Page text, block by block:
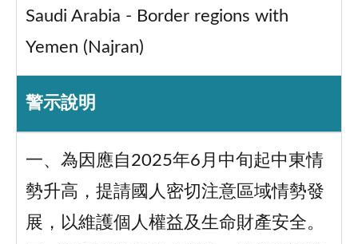
Saudi Arabia - Border regions with
Yemen (Najran)
警示說明
一、為因應自2025年6月中旬起中東情
勢升高，提請國人密切注意區域情勢發
展，以維護個人權益及生命財產安全。